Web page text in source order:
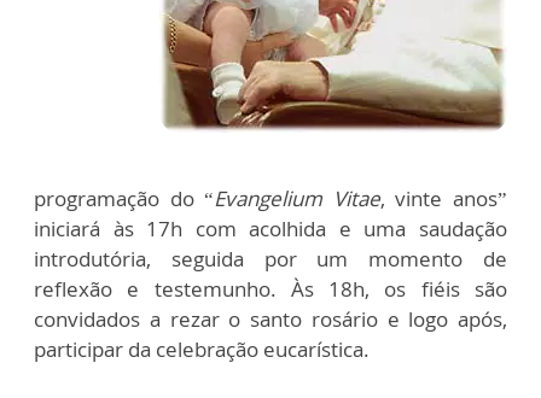
programação do “Evangelium Vitae, vinte anos”
iniciará às 17h com acolhida e uma saudação
introdutória, seguida por um momento de
reflexão e testemunho. Às 18h, os fiéis são
convidados a rezar o santo rosário e logo após,
participar da celebração eucarística.